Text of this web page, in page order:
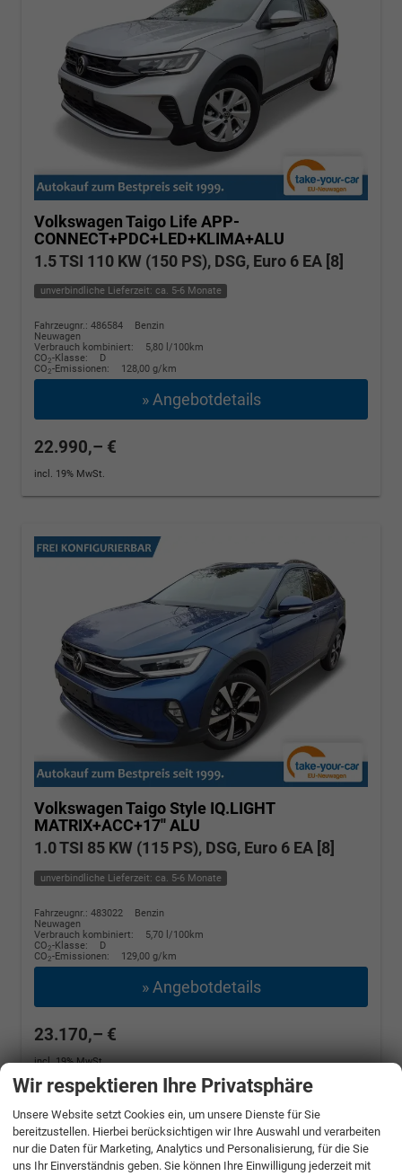
Volkswagen Taigo Life APP-
CONNECT+PDC+LED+KLIMA+ALU
1.5 TSI 110 KW (150 PS), DSG, Euro 6 EA [8]
unverbindliche Lieferzeit: ca. 5-6 Monate
Fahrzeugnr.: 486584
Benzin
Neuwagen
Verbrauch kombiniert:
5,80 l/100km
CO2-Klasse:
D
CO2-Emissionen: 128,00 g/km
» Angebotdetails
22.990,– €
incl. 19% MwSt.
Volkswagen TaigoStyle IQ.LIGHT
MATRIX+ACC+17'' ALU
1.0 TSI 85 KW (115 PS), DSG, Euro 6 EA [8]
unverbindliche Lieferzeit: ca. 5-6 Monate
Fahrzeugnr.: 483022
Benzin
Neuwagen
Verbrauch kombiniert:
5,70 l/100km
CO2-Klasse:
D
CO2-Emissionen: 129,00 g/km
» Angebotdetails
23.170,– €
incl. 19% MwSt.
Wir respektieren Ihre Privatsphäre
Unsere Website setzt Cookies ein, um unsere Dienste für Sie
bereitzustellen. Hierbei berücksichtigen wir Ihre Auswahl und verarbeiten
nur die Daten für Marketing, Analytics und Personalisierung, für die Sie
uns Ihr Einverständnis geben. Sie können Ihre Einwilligung jederzeit mit